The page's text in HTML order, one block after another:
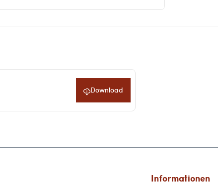
Download
Informationen